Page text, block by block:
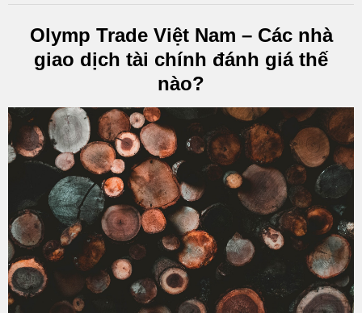
Olymp Trade Việt Nam – Các nhà
giao dịch tài chính đánh giá thế
nào?